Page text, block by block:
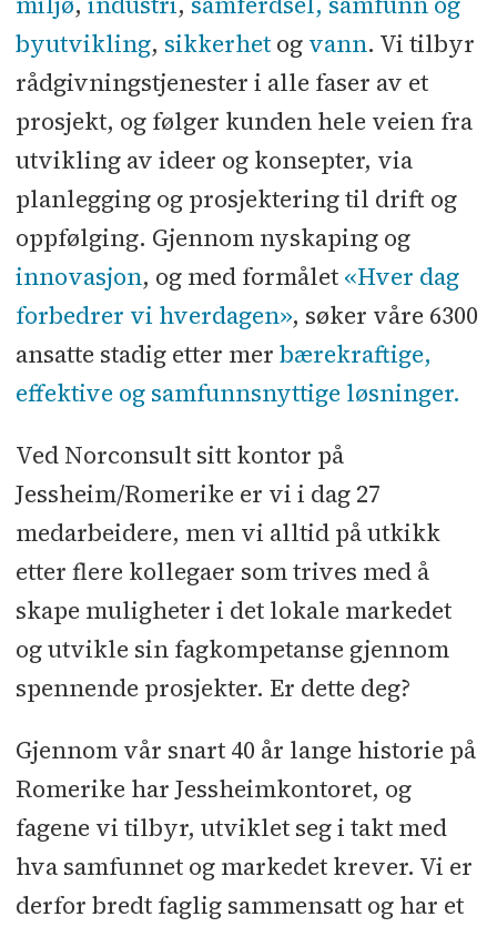
byutvikling, sikkerhetog vann. Vi tilbyr
rådgivningstjenester i alle faser av et
prosjekt, og følger kunden hele veien fra
utvikling av ideer og konsepter, via
planlegging og prosjektering til drift og
oppfølging. Gjennom nyskaping og
innovasjon, og med formålet «Hver dag
forbedrer vi hverdagen», søker våre 6300
ansatte stadig etter mer bærekraftige,
effektive og samfunnsnyttige løsninger.
Ved Norconsult sitt kontor på
Jessheim/Romerike er vi i dag 27
medarbeidere, men vi alltid på utkikk
etter flere kollegaer som trives med å
skape muligheter i det lokale markedet
og utvikle sin fagkompetanse gjennom
spennende prosjekter. Er dette deg?
Gjennom vår snart 40 år lange historie på
Romerike har Jessheimkontoret, og
fagene vi tilbyr, utviklet seg i takt med
hva samfunnet og markedet krever. Vi er
derfor bredt faglig sammensatt og har et